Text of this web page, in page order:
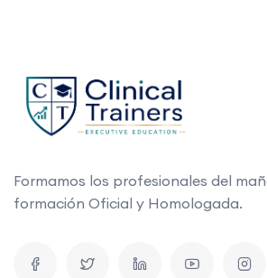
Formamos los profesionales del
formación Oficial y Homologada.